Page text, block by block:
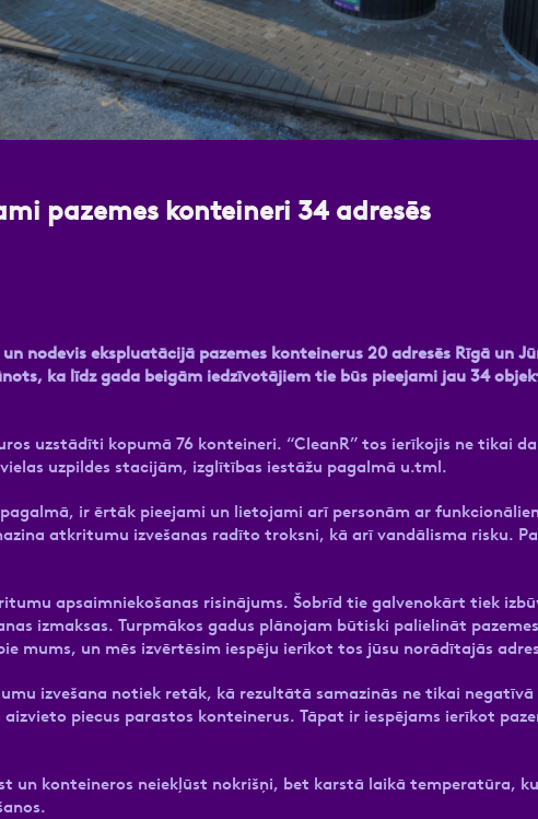
pazemes konteineri 34 adresēs
nodevis ekspluatācijā pazemes konteinerus 20 adresēs Rīgā un
ka līdz gada beigām iedzīvotājiem tie būs pieejami jau 34
uzstādīti kopumā 76 konteineri. “CleanR” tos ierīkojis ne tikai
uzpildes stacijām, izglītības iestāžu pagalmā u.tml.
ir ērtāk pieejami un lietojami arī personām ar
atkritumu izvešanas radīto troksni, kā arī vandālisma risku.
apsaimniekošanas risinājums. Šobrīd tie galvenokārt tiek
izmaksas. Turpmākos gadus plānojam būtiski palielināt
mums, un mēs izvērtēsim iespēju ierīkot tos jūsu norādītajās
izvešana notiek retāk, kā rezultātā samazinās ne tikai
piecus parastos konteinerus. Tāpat ir iespējams ierīkot
un konteineros neiekļūst nokrišņi, bet karstā laikā temperatūra,